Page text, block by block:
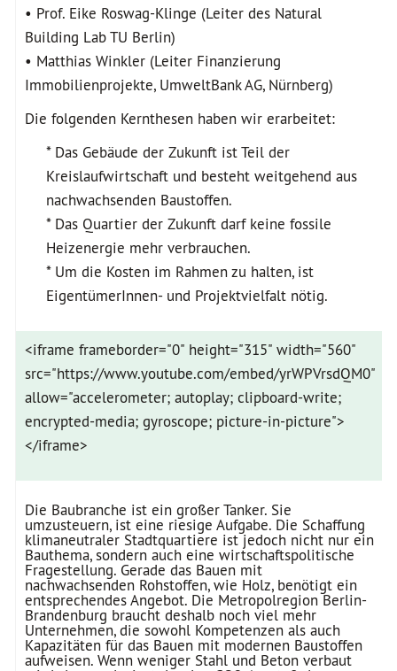
• Prof. Eike Roswag-Klinge (Leiter des Natural
Building Lab TU Berlin)
• Matthias Winkler (Leiter Finanzierung
Immobilienprojekte, UmweltBank AG, Nürnberg)
Die folgenden Kernthesen haben wir erarbeitet:
* Das Gebäude der Zukunft ist Teil der
Kreislaufwirtschaft und besteht weitgehend aus
nachwachsenden Baustoffen.
* Das Quartier der Zukunft darf keine fossile
Heizenergie mehr verbrauchen.
* Um die Kosten im Rahmen zu halten, ist
EigentümerInnen- und Projektvielfalt nötig.
<iframe frameborder="0" height="315" width="560"
src="https://www.youtube.com/embed/yrWPVrsdQM0"
allow="accelerometer; autoplay; clipboard-write;
encrypted-media; gyroscope; picture-in-picture">
</iframe>
Die Baubranche ist ein großer Tanker. Sie
umzusteuern, ist eine riesige Aufgabe. Die Schaffung
klimaneutraler Stadtquartiere ist jedoch nicht nur ein
Bauthema, sondern auch eine wirtschaftspolitische
Fragestellung. Gerade das Bauen mit
nachwachsenden Rohstoffen, wie Holz, benötigt ein
entsprechendes Angebot. Die Metropolregion Berlin-
Brandenburg braucht deshalb noch viel mehr
Unternehmen, die sowohl Kompetenzen als auch
Kapazitäten für das Bauen mit modernen Baustoffen
aufweisen. Wenn weniger Stahl und Beton verbaut